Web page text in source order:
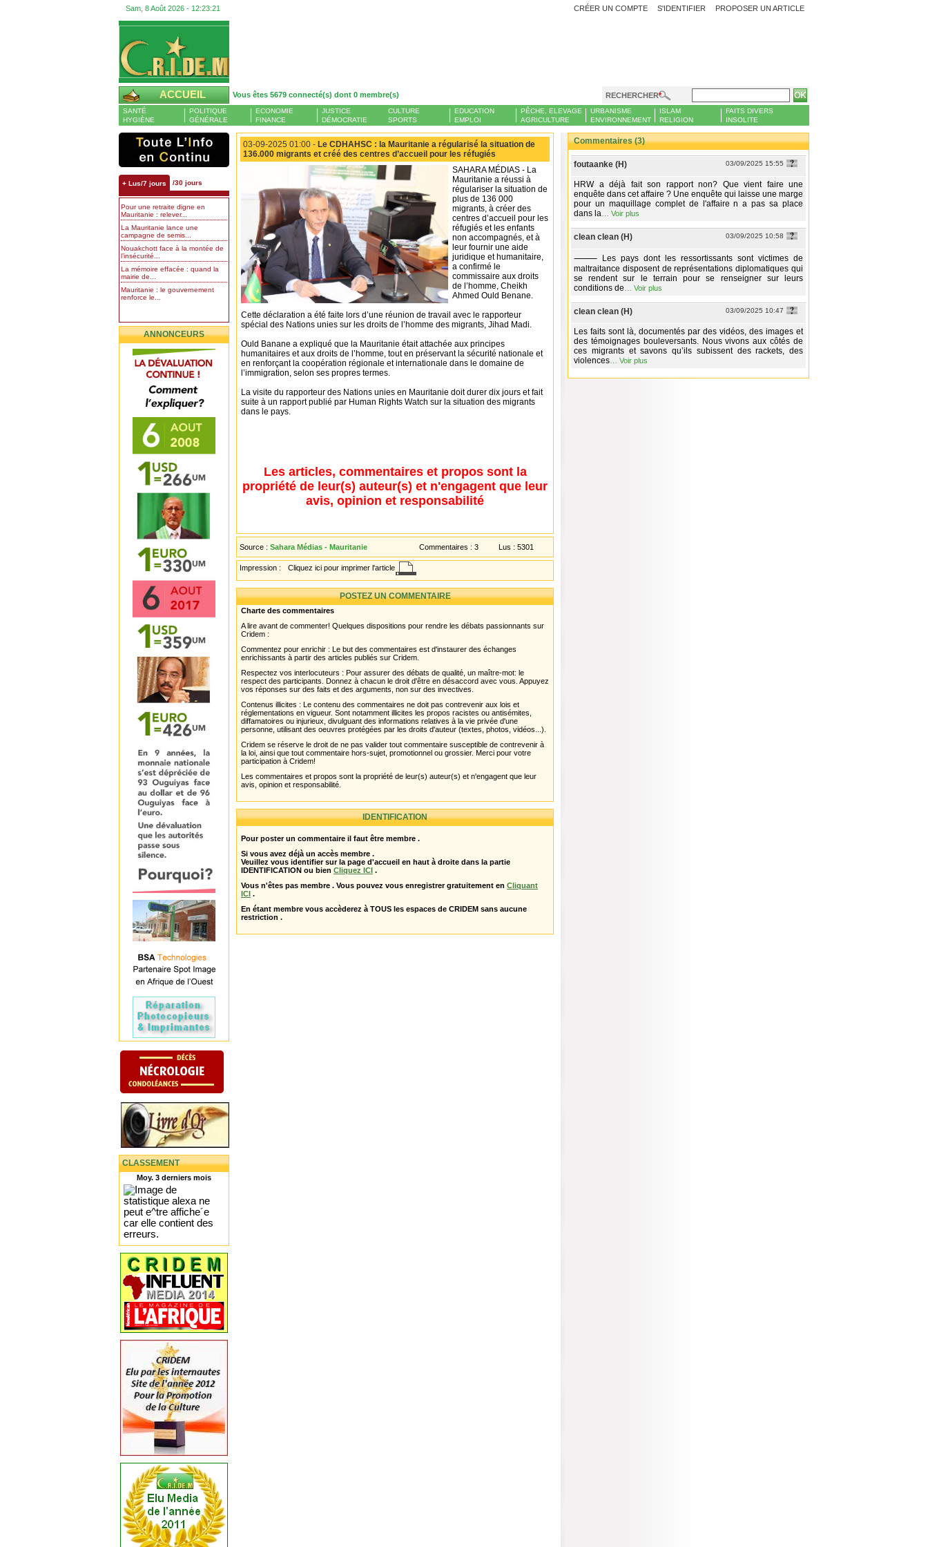
Sam, 8 Août 2026 - 12:23:22 PROPOSER UN ARTICLE
CRÉER UN COMPTE S'IDENTIFIER
ACCUEIL Vous êtes 5679 connecté(s) dont 0 membre(s) RECHERCHER
SANTÉ
HYGIÈNE
POLITIQUE
GÉNÉRALE
ECONOMIE
FINANCE
JUSTICE
DÉMOCRATIE
CULTURE
SPORTS
EDUCATION
EMPLOI
PÊCHE, ELEVAGE
AGRICULTURE
URBANISME
ENVIRONNEMENT
ISLAM
RELIGION
FAITS DIVERS
INSOLITE
+ Lus/7 jours /30 jours
Pour une retraite digne en
Mauritanie : relever...
La Mauritanie lance une
campagne de semis...
Nouakchott face à la montée de
l’insécurité...
La mémoire effacée : quand la
mairie de...
Mauritanie : le gouvernement
renforce le...
ANNONCEURS
CLASSEMENT
Moy. 3 derniers mois
03-09-2025 01:00 - Le CDHAHSC : la Mauritanie a régularisé la situation de
136.000 migrants et créé des centres d’accueil pour les réfugiés
SAHARA MÉDIAS - La
Mauritanie a réussi à
régulariser la situation de
plus de 136 000
migrants, à créer des
centres d’accueil pour les
réfugiés et les enfants
non accompagnés, et à
leur fournir une aide
juridique et humanitaire,
a confirmé le
commissaire aux droits
de l’homme, Cheikh
Ahmed Ould Benane.
Cette déclaration a été faite lors d’une réunion de travail avec le rapporteur
spécial des Nations unies sur les droits de l’homme des migrants, Jihad Madi.
Ould Banane a expliqué que la Mauritanie était attachée aux principes
humanitaires et aux droits de l’homme, tout en préservant la sécurité nationale et
en renforçant la coopération régionale et internationale dans le domaine de
l’immigration, selon ses propres termes.
La visite du rapporteur des Nations unies en Mauritanie doit durer dix jours et fait
suite à un rapport publié par Human Rights Watch sur la situation des migrants
dans le pays.
Les articles, commentaires et propos sont la
propriété de leur(s) auteur(s) et n'engagent que leur
avis, opinion et responsabilité
Source : Sahara Médias - Mauritanie Commentaires : 3 Lus : 5301
Impression : Cliquez ici pour imprimer l'article
POSTEZ UN COMMENTAIRE
Charte des commentaires
A lire avant de commenter! Quelques dispositions pour rendre les débats passionnants sur
Cridem :
Commentez pour enrichir : Le but des commentaires est d'instaurer des échanges
enrichissants à partir des articles publiés sur Cridem.
Respectez vos interlocuteurs : Pour assurer des débats de qualité, un maître-mot: le
respect des participants. Donnez à chacun le droit d'être en désaccord avec vous. Appuyez
vos réponses sur des faits et des arguments, non sur des invectives.
Contenus illicites : Le contenu des commentaires ne doit pas contrevenir aux lois et
réglementations en vigueur. Sont notamment illicites les propos racistes ou antisémites,
diffamatoires ou injurieux, divulguant des informations relatives à la vie privée d'une
personne, utilisant des oeuvres protégées par les droits d'auteur (textes, photos, vidéos...).
Cridem se réserve le droit de ne pas valider tout commentaire susceptible de contrevenir à
la loi, ainsi que tout commentaire hors-sujet, promotionnel ou grossier. Merci pour votre
participation à Cridem!
Les commentaires et propos sont la propriété de leur(s) auteur(s) et n'engagent que leur
avis, opinion et responsabilité.
IDENTIFICATION
Pour poster un commentaire il faut être membre .
Si vous avez déjà un accès membre .
Veuillez vous identifier sur la page d'accueil en haut à droite dans la partie
IDENTIFICATION ou bien Cliquez ICI .
Vous n'êtes pas membre . Vous pouvez vous enregistrer gratuitement en Cliquant
ICI .
En étant membre vous accèderez à TOUS les espaces de CRIDEM sans aucune
restriction .
Commentaires (3)
foutaanke (H) 03/09/2025 15:55
HRW a déjà fait son rapport non? Que vient faire une
enquête dans cet affaire ? Une enquête qui laisse une marge
pour un maquillage complet de l'affaire n a pas sa place
dans la
Voir plus
clean clean (H) 03/09/2025 10:58
⸻ Les pays dont les ressortissants sont victimes de
maltraitance disposent de représentations diplomatiques qui
se rendent sur le terrain pour se renseigner sur leurs
conditions de
Voir plus
clean clean (H) 03/09/2025 10:47
Les faits sont là, documentés par des vidéos, des images et
des témoignages bouleversants. Nous vivons aux côtés de
ces migrants et savons qu’ils subissent des rackets, des
violences
Voir plus